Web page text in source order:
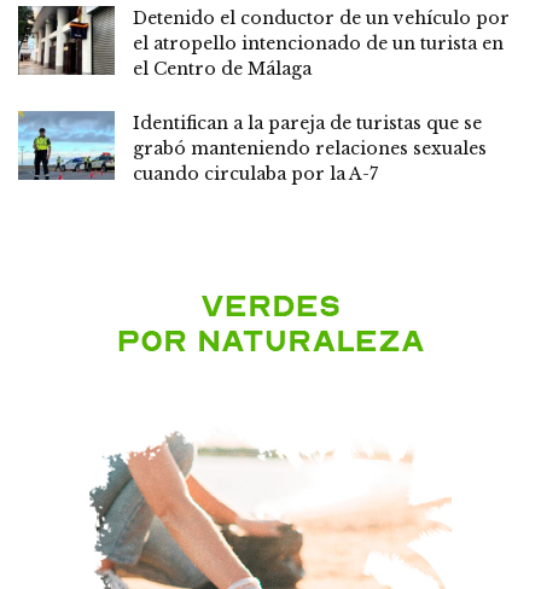
Detenido el conductor de un vehículo por
el atropello intencionado de un turista en
el Centro de Málaga
Identifican a la pareja de turistas que se
grabó manteniendo relaciones sexuales
cuando circulaba por la A-7